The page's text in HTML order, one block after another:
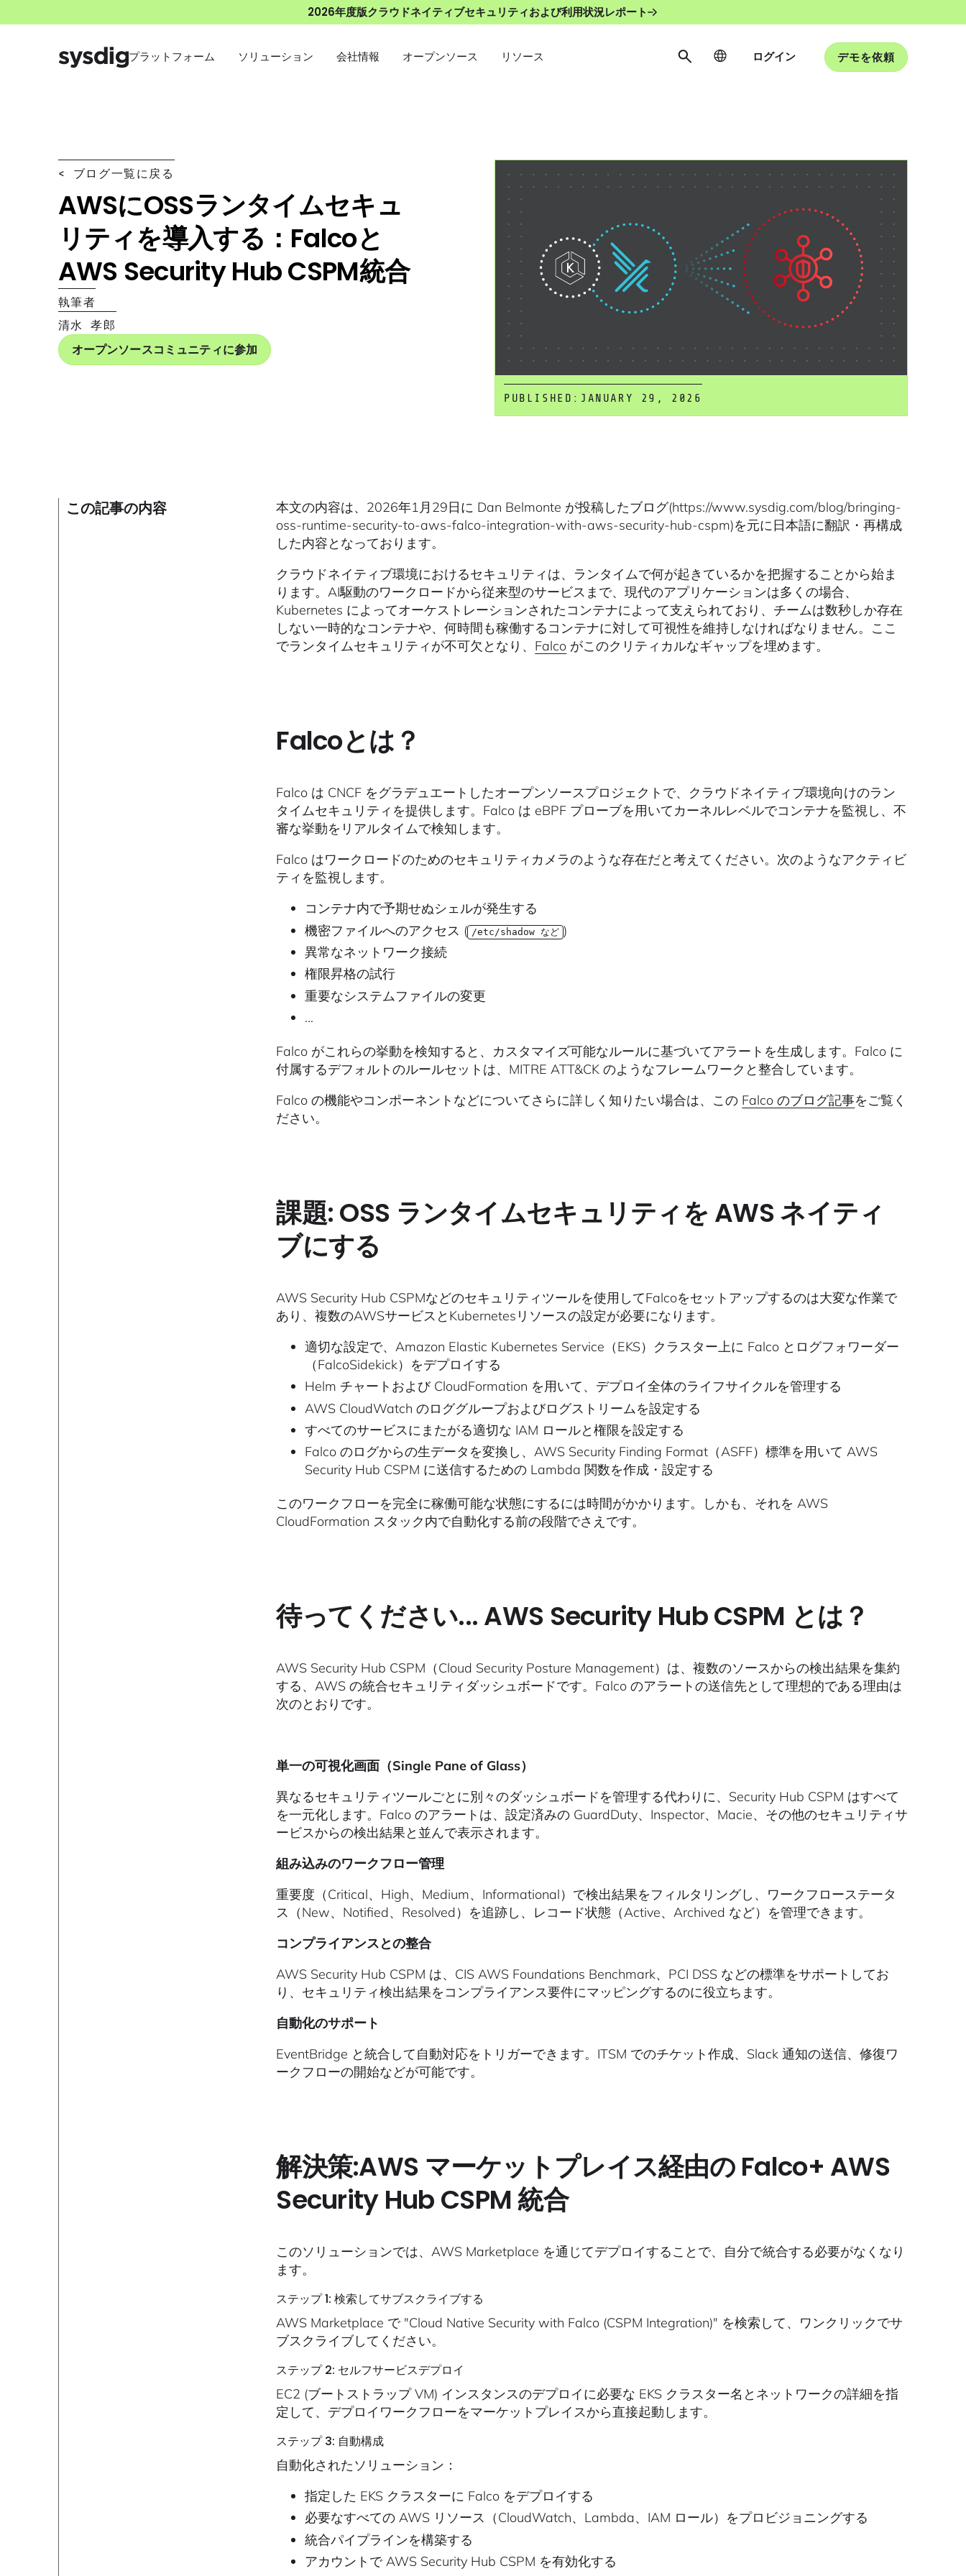
2026年度版クラウドネイティブセキュリティおよび利用状況レポート
プラットフォーム ソリューション 会社情報 オープンソース リソース ログイン デモを依頼
< ブログ一覧に戻る
AWSにOSSランタイムセキュ
リティを導入する：Falcoと
AWS Security Hub CSPM統合
執筆者
清水 孝郎
オープンソースコミュニティに参加
PUBLISHED: JANUARY 29, 2026
この記事の内容
本文の内容は、2026年1月29日に Dan Belmonte が投稿したブログ(https://www.sysdig.com/blog/bringing-
oss-runtime-security-to-aws-falco-integration-with-aws-security-hub-cspm)を元に日本語に翻訳・再構成
した内容となっております。
クラウドネイティブ環境におけるセキュリティは、ランタイムで何が起きているかを把握することから始ま
ります。AI駆動のワークロードから従来型のサービスまで、現代のアプリケーションは多くの場合、
Kubernetes によってオーケストレーションされたコンテナによって支えられており、チームは数秒しか存在
しない一時的なコンテナや、何時間も稼働するコンテナに対して可視性を維持しなければなりません。ここ
でランタイムセキュリティが不可欠となり、 Falco がこのクリティカルなギャップを埋めます。
Falcoとは？
Falco は CNCF をグラデュエートしたオープンソースプロジェクトで、クラウドネイティブ環境向けのラン
タイムセキュリティを提供します。Falco は eBPF プローブを用いてカーネルレベルでコンテナを監視し、不
審な挙動をリアルタイムで検知します。
Falco はワークロードのためのセキュリティカメラのような存在だと考えてください。次のようなアクティビ
ティを監視します。
コンテナ内で予期せぬシェルが発生する
機密ファイルへのアクセス ( /etc/shadow など )
異常なネットワーク接続
権限昇格の試行
重要なシステムファイルの変更
...
Falco がこれらの挙動を検知すると、カスタマイズ可能なルールに基づいてアラートを生成します。Falco に
付属するデフォルトのルールセットは、MITRE ATT&CK のようなフレームワークと整合しています。
Falco の機能やコンポーネントなどについてさらに詳しく知りたい場合は、この Falco のブログ記事をご覧く
ださい。
課題: OSS ランタイムセキュリティを AWS ネイティ
ブにする
AWS Security Hub CSPMなどのセキュリティツールを使用してFalcoをセットアップするのは大変な作業で
あり、複数のAWSサービスとKubernetesリソースの設定が必要になります。
適切な設定で、Amazon Elastic Kubernetes Service（EKS）クラスター上に Falco とログフォワーダー
（FalcoSidekick）をデプロイする
Helm チャートおよび CloudFormation を用いて、デプロイ全体のライフサイクルを管理する
AWS CloudWatch のロググループおよびログストリームを設定する
すべてのサービスにまたがる適切な IAM ロールと権限を設定する
Falco のログからの生データを変換し、AWS Security Finding Format（ASFF）標準を用いて AWS
Security Hub CSPM に送信するための Lambda 関数を作成・設定する
このワークフローを完全に稼働可能な状態にするには時間がかかります。しかも、それを AWS
CloudFormation スタック内で自動化する前の段階でさえです。
待ってください... AWS Security Hub CSPM とは？
AWS Security Hub CSPM（Cloud Security Posture Management）は、複数のソースからの検出結果を集約
する、AWS の統合セキュリティダッシュボードです。Falco のアラートの送信先として理想的である理由は
次のとおりです。
単一の可視化画面（Single Pane of Glass）
異なるセキュリティツールごとに別々のダッシュボードを管理する代わりに、Security Hub CSPM はすべて
を一元化します。Falco のアラートは、設定済みの GuardDuty、Inspector、Macie、その他のセキュリティサ
ービスからの検出結果と並んで表示されます。
組み込みのワークフロー管理
重要度（Critical、High、Medium、Informational）で検出結果をフィルタリングし、ワークフローステータ
ス（New、Notified、Resolved）を追跡し、レコード状態（Active、Archived など）を管理できます。
コンプライアンスとの整合
AWS Security Hub CSPM は、CIS AWS Foundations Benchmark、PCI DSS などの標準をサポートしてお
り、セキュリティ検出結果をコンプライアンス要件にマッピングするのに役立ちます。
自動化のサポート
EventBridge と統合して自動対応をトリガーできます。ITSM でのチケット作成、Slack 通知の送信、修復ワ
ークフローの開始などが可能です。
解決策:AWS マーケットプレイス経由の Falco+ AWS
Security Hub CSPM 統合
このソリューションでは、AWS Marketplace を通じてデプロイすることで、自分で統合する必要がなくなり
ます。
ステップ 1: 検索してサブスクライブする
AWS Marketplace で "Cloud Native Security with Falco (CSPM Integration)" を検索して、ワンクリックでサ
ブスクライブしてください。
ステップ 2: セルフサービスデプロイ
EC2 (ブートストラップ VM) インスタンスのデプロイに必要な EKS クラスター名とネットワークの詳細を指
定して、デプロイワークフローをマーケットプレイスから直接起動します。
ステップ 3: 自動構成
自動化されたソリューション：
指定した EKS クラスターに Falco をデプロイする
必要なすべての AWS リソース（CloudWatch、Lambda、IAM ロール）をプロビジョニングする
統合パイプラインを構築する
アカウントで AWS Security Hub CSPM を有効化する